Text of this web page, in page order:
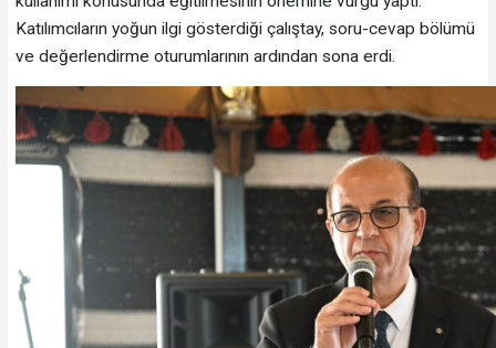
Katılımcıların yoğun ilgi gösterdiği çalıştay, soru-cevap bölümü
ve değerlendirme oturumlarının ardından sona erdi.